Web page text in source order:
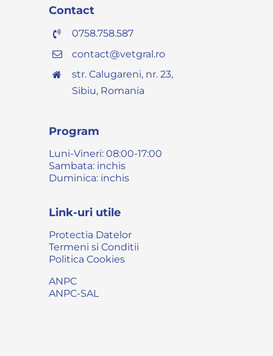
Contact
0758.758.587
contact@vetgral.ro
str. Calugareni, nr. 23,
Sibiu, Romania
Program
Luni-Vineri: 08:00-17:00
Sambata: inchis
Duminica: inchis
Link-uri utile
Protectia Datelor
Termeni si Conditii
Politica Cookies
ANPC
ANPC-SAL